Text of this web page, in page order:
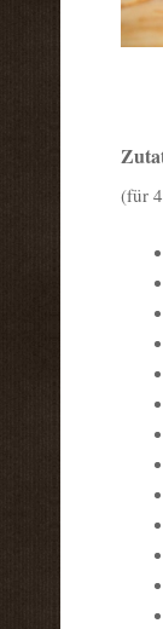
(für